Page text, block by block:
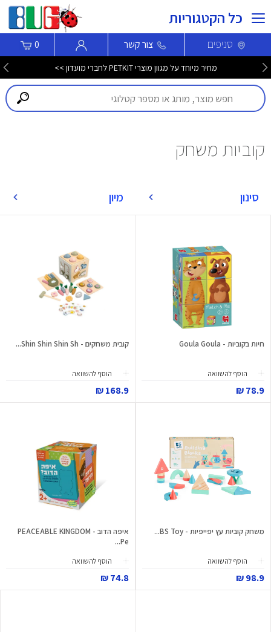
כל הקטגוריות
סניפים צור קשר 0
מחיר מיוחד על מגוון מוצרי PETKIT לחברי מועדון >>
קוביות משחק
סינון מיון
חיות בקוביות - Goula Goula
הוסף להשוואה
78.9 ₪
קובית משחקים - Shin Shin Shin Sh...
הוסף להשוואה
168.9 ₪
משחק קוביות עץ יפייפיות - BS Toy...
הוסף להשוואה
98.9 ₪
איפה הדוב - PEACEABLE KINGDOM
Pe...
הוסף להשוואה
74.8 ₪